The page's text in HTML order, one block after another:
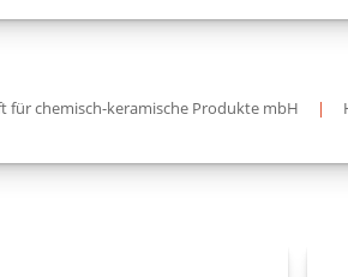
für chemisch-keramische Produkte mbH |